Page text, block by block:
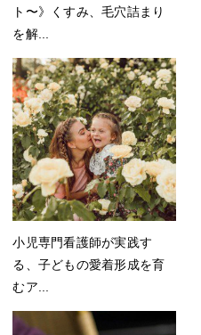
ト〜》くすみ、毛穴詰まり
を解...
小児専門看護師が実践す
る、子どもの愛着形成を育
むア...